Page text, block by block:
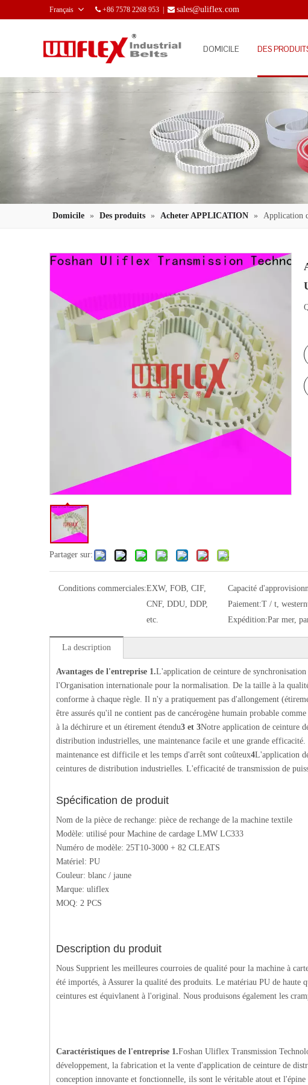
Français +86 7578 2268 953 |  sales@uliflex.com
DOMICILE DES
Domicile » Des produits » Acheter APPLICATION » Application
Partager sur:
Conditions commerciales:EXW, FOB, CIF,
CNF, DDU, DDP,
etc.
Capacité
Paiement:T / t,
Expédition:Par mer,
La description
Avantages de l'entreprise 1.L'application de ceinture de
l'Organisation internationale pour la normalisation. De la taille à la
conforme à chaque règle. Il n'y a pratiquement pas d'allongement
être assurés qu'il ne contient pas de cancérogène humain probable
à la déchirure et un étirement étendu3 et 3Notre application de ceinture
distribution industrielles, une maintenance facile et une grande
maintenance est difficile et les temps d'arrêt sont coûteux4L'application
ceintures de distribution industrielles. L'efficacité de transmission de
Spécification de produit
Nom de la pièce de rechange: pièce de rechange de la machine textile
Modèle: utilisé pour Machine de cardage LMW LC333
Numéro de modèle: 25T10-3000 + 82 CLEATS
Matériel: PU
Couleur: blanc / jaune
Marque: uliflex
MOQ: 2 PCS
Description du produit
Nous Supprient les meilleures courroies de qualité pour la machine à
été importés, à Assurer la qualité des produits. Le matériau PU de haute
ceintures est équivlanent à l'original. Nous produisons également les
Caractéristiques de l'entreprise 1.Foshan Uliflex Transmission
développement, la fabrication et la vente d'application de ceinture de
conception innovante et fonctionnelle, ils sont le véritable atout et l'épine